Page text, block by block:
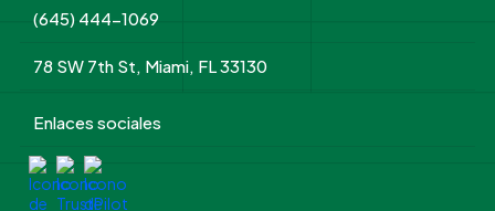
(645) 444-1069
78 SW 7th St, Miami, FL 33130
Enlaces sociales